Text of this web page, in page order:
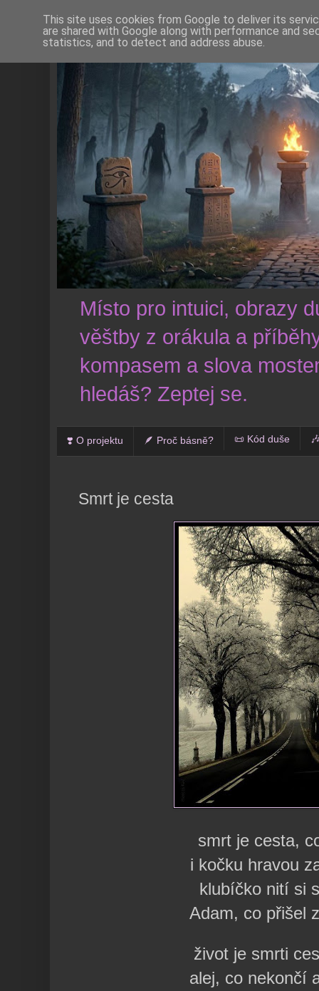
Místo pro intuici, obrazy
věštby z orákula a
kompasem a slova
hledáš? Zeptej se.
❣️ O projektu 🪶 Proč básně? 📜 Kód duše
Smrt je cesta
smrt je cesta,
i kočku hravou
klubíčko nití si
Adam, co přišel
život je smrti
alej, co nekončí
This site uses cookies from Google to deliver its
are shared with Google along with performance and
statistics, and to detect and address abuse.